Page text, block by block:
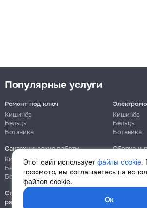
Этот сайт использует файлы cookie.
просмотр, вы соглашаетесь на
файлов cookie.
Ок
Популярные услуги
Ремонт под ключ
Кишинёв
Бельцы
Ботаника
Кишинёв
Бельцы
Ботаника
Сантехнические работы
Кишинёв
Бельцы
Ботаника
Сборка и
Кишинёв
Ботаника
Строительно-монтажные
работы